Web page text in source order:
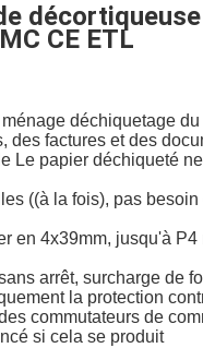
CE ETL
déchiquetage
des factures et des
Le papier déchiqueté
((à la fois), pas
en 4x39mm, jusqu'à
arrêt, surcharge de
la protection
commutateurs de
si cela se produit